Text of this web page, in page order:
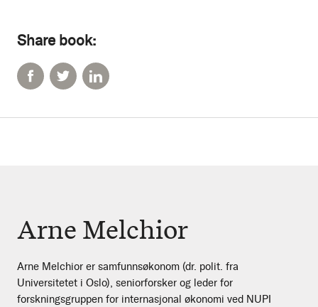
Share book:
Arne Melchior
Arne Melchior er samfunnsøkonom (dr. polit. fra
Universitetet i Oslo), seniorforsker og leder for
forskningsgruppen for internasjonal økonomi ved NUPI